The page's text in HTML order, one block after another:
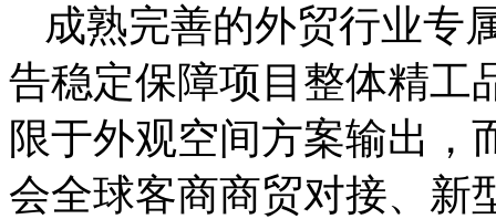
成熟完善的外贸行业专
告稳定保障项目整体精工
限于外观空间方案输出，
会全球客商商贸对接、新